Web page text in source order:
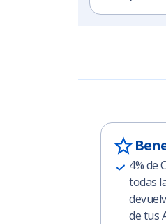
4% de
todas
de tus